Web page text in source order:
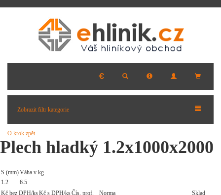
Zobrazit filtr kategorie
O krok zpět
Plech hladký 1.2x1000x2000
S (mm)Váha v kg
1.2
6.5
Kč bez DPH/ksKč s DPH/ksČís. prof. Norma
Sklad